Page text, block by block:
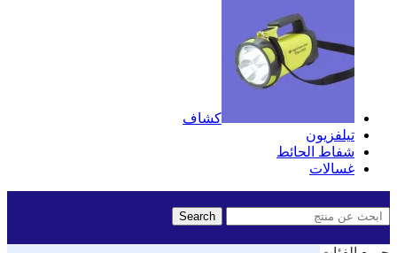
كشاف
تيلفزيون
شفاط الحائط
غسالات
Search